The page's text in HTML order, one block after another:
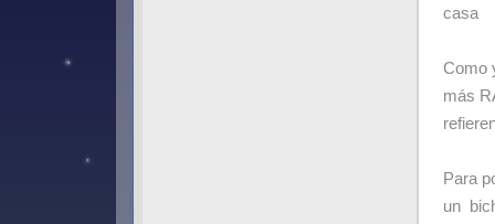
casa
Como
más
Para
un